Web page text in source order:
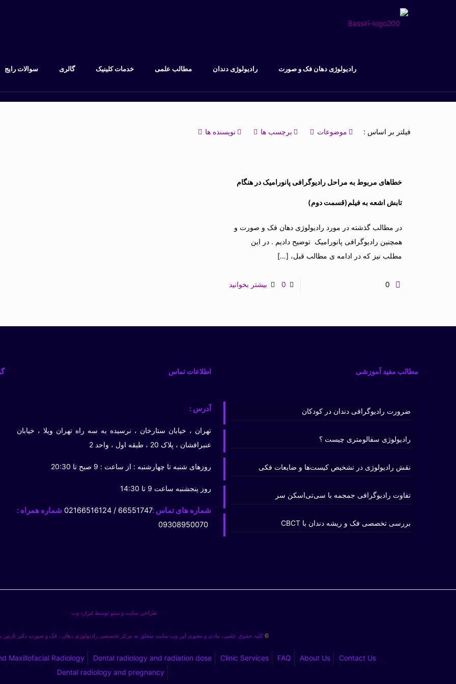
رادیولوژی دهان فک و صورت رادیولوژی دندان مطالب علمی خدمات کلینیک گالری سوالات رایج
فیلتر بر اساس : موضوعات برچسب ها نویسنده ها
خطاهای مربوط به مراحل رادیوگرافی پانورامیک در هنگام
تابش اشعه به فیلم(قسمت دوم)
در مطالب گذشته در مورد رادیولوژی دهان فک و صورت و
همچنین رادیوگرافی پانورامیک توضیح دادیم . در این
مطلب نیز که در ادامه ی مطالب قبل، […]
0
0 بیشتر بخوانید
مطالب مفید آموزشی
ضرورت رادیوگرافی دندان در کودکان
رادیولوژی سفالومتری چیست ؟
نقش رادیولوژی در تشخیص کیست‌ها و ضایعات فکی
تفاوت رادیوگرافی جمجمه با سی‌تی‌اسکن سر
بررسی تخصصی فک و ریشه دندان با CBCT
اطلاعات تماس
آدرس :
تهران ، خیابان ستارخان ، نرسیده به سه راه تهران ویلا ، خیابان
عنبرافشان ، پلاک 20 ، طبقه اول ، واحد 2
روزهای شنبه تا چهارشنبه : از ساعت : 9 صبح تا 20:30
روز پنجشنبه ساعت 9 تا 14:30
شماره های تماس :66551747 / 02166516124
شماره همراه :
09308950070
طراحی سایتو سئو توسط لیزارد وب
© کلیه حقوق علمی، مادی و معنوی این وب سایت متعلق به مرکز تخصصی رادیولوژی دهان ، فک و صورت دکتر
Contact Us
About Us
FAQ
Clinic Services
Dental radiology and radiation dose
Maxillofacial Radiology
Dental radiology and pregnancy